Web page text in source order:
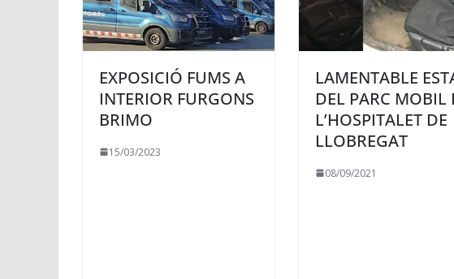
EXPOSICIÓ FUMS A
INTERIOR FURGONS
BRIMO
15/03/2023
LAMENTABLE
DEL PARC MOBIL
L’HOSPITALET DE
LLOBREGAT
08/09/2021